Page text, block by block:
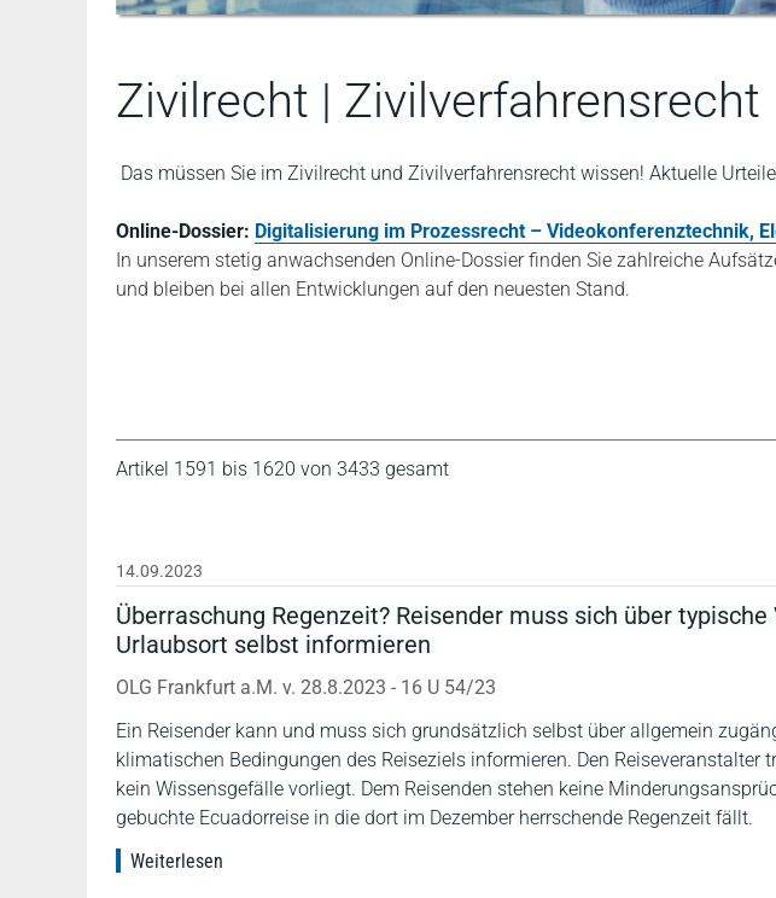
Zivilrecht | Zivilverfahrensrecht
Das müssen Sie im Zivilrecht und Zivilverfahrensrecht wissen! Aktuelle
Online-Dossier: Digitalisierung im Prozessrecht – Videokonferenztechnik,
In unserem stetig anwachsenden Online-Dossier finden Sie zahlreiche
und bleiben bei allen Entwicklungen auf den neuesten Stand.
Artikel 1591 bis 1620 von 3433 gesamt
14.09.2023
Überraschung Regenzeit? Reisender muss sich über
Urlaubsort selbst informieren
OLG Frankfurt a.M. v. 28.8.2023 - 16 U 54/23
Ein Reisender kann und muss sich grundsätzlich selbst über allgemein
klimatischen Bedingungen des Reiseziels informieren. Den Reiseveranstalter
kein Wissensgefälle vorliegt. Dem Reisenden stehen keine
gebuchte Ecuadorreise in die dort im Dezember herrschende Regenzeit fällt.
Weiterlesen